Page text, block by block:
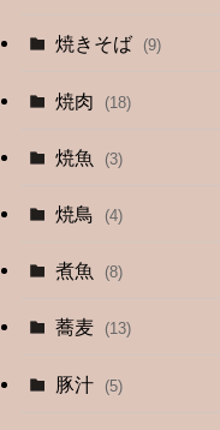
(12)
(13)
(4)
焼きそば (9)
焼肉 (18)
焼魚 (3)
焼鳥 (4)
煮魚 (8)
蕎麦 (13)
豚汁 (5)